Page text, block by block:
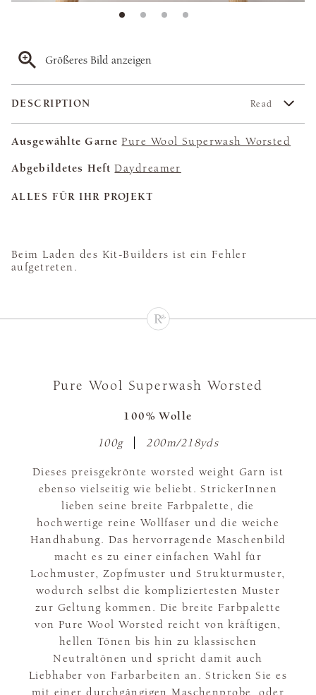
Größeres Bild anzeigen
DESCRIPTION Read
Ausgewählte Garne Pure Wool Superwash Worsted
Abgebildetes Heft Daydreamer
ALLES FÜR IHR PROJEKT
Beim Laden des Kit-Builders ist ein Fehler
aufgetreten.
Pure Wool Superwash Worsted
100% Wolle
100g 200m/218yds
Dieses preisgekrönte worsted weight Garn ist
ebenso vielseitig wie beliebt. StrickerInnen
lieben seine breite Farbpalette, die
hochwertige reine Wollfaser und die weiche
Handhabung. Das hervorragende Maschenbild
macht es zu einer einfachen Wahl für
Lochmuster, Zopfmuster und Strukturmuster,
wodurch selbst die kompliziertesten Muster
zur Geltung kommen. Die breite Farbpalette
von Pure Wool Worsted reicht von kräftigen,
hellen Tönen bis hin zu klassischen
Neutraltönen und spricht damit auch
Liebhaber von Farbarbeiten an. Stricken Sie es
mit einer durchgängigen Maschenprobe, oder